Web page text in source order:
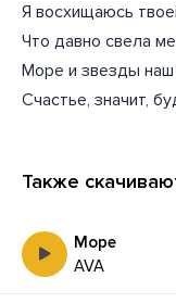
Я восхищаюсь
Что давно свела
Море и звезды наш
Счастье, значит,
Также
Море
AVA